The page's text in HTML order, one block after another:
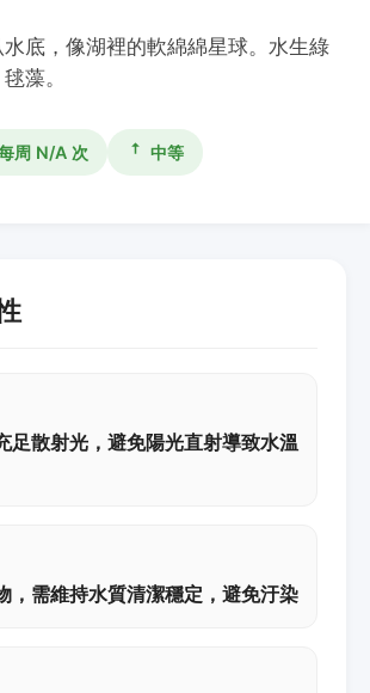
底，像湖裡的軟綿綿星球。水生綠
藻。
周 N/A 次 中等
足散射光，避免陽光直射導致水溫
，需維持水質清潔穩定，避免汙染